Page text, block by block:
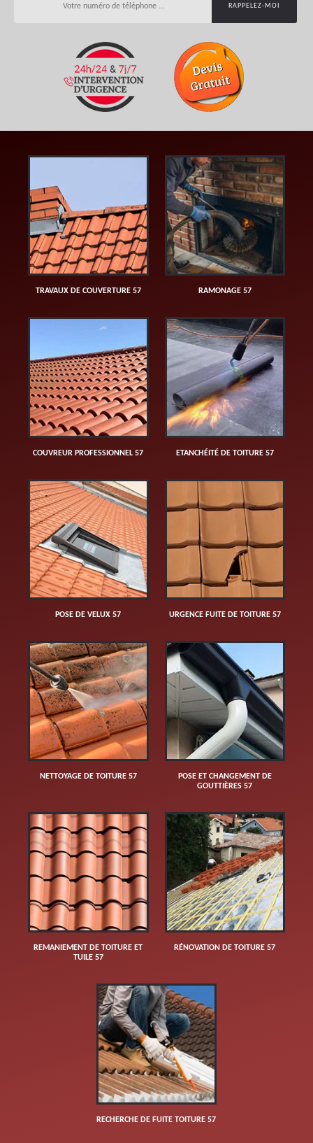
TRAVAUX DE COUVERTURE 57 RAMONAGE 57
COUVREUR PROFESSIONNEL 57 ETANCHÉITÉ DE TOITURE 57
POSE DE VELUX 57 URGENCE FUITE DE TOITURE 57
NETTOYAGE DE TOITURE 57
POSE ET CHANGEMENT DE
GOUTTIÈRES 57
REMANIEMENT DE TOITURE ET
TUILE 57
RÉNOVATION DE TOITURE 57
RECHERCHE DE FUITE TOITURE 57